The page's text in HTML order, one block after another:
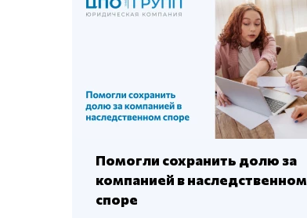
Помогли сохранить долю за
компанией в наследственном
споре